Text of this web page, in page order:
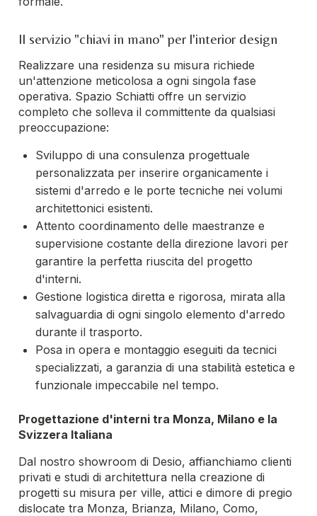
Il servizio "chiavi in mano" per l'interior design
Realizzare una residenza su misura richiede
un'attenzione meticolosa a ogni singola fase
operativa. Spazio Schiatti offre un servizio
completo che solleva il committente da qualsiasi
preoccupazione:
Sviluppo di una consulenza progettuale
personalizzata per inserire organicamente i
sistemi d'arredo e le porte tecniche nei volumi
architettonici esistenti.
Attento coordinamento delle maestranze e
supervisione costante della direzione lavori per
garantire la perfetta riuscita del progetto
d'interni.
Gestione logistica diretta e rigorosa, mirata alla
salvaguardia di ogni singolo elemento d'arredo
durante il trasporto.
Posa in opera e montaggio eseguiti da tecnici
specializzati, a garanzia di una stabilità estetica e
funzionale impeccabile nel tempo.
Progettazione d'interni tra Monza, Milano e la
Svizzera Italiana
Dal nostro showroom di Desio, affianchiamo clienti
privati e studi di architettura nella creazione di
progetti su misura per ville, attici e dimore di pregio
dislocate tra Monza, Brianza, Milano, Como,